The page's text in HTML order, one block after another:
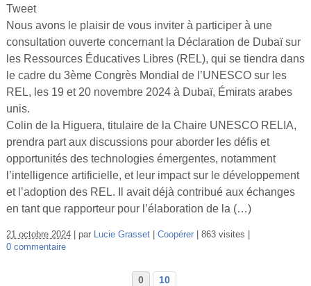
Tweet
Nous avons le plaisir de vous inviter à participer à une
consultation ouverte concernant la Déclaration de Dubaï sur
les Ressources Éducatives Libres (REL), qui se tiendra dans
le cadre du 3ème Congrès Mondial de l’UNESCO sur les
REL, les 19 et 20 novembre 2024 à Dubaï, Émirats arabes
unis.
Colin de la Higuera, titulaire de la Chaire UNESCO RELIA,
prendra part aux discussions pour aborder les défis et
opportunités des technologies émergentes, notamment
l’intelligence artificielle, et leur impact sur le développement
et l’adoption des REL. Il avait déjà contribué aux échanges
en tant que rapporteur pour l’élaboration de la (…)
21 octobre 2024 par Lucie Grasset Coopérer
863 visites
0 commentaire
0 10